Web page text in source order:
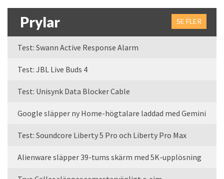
Prylar SE FLER
Test: Swann Active Response Alarm
Test: JBL Live Buds 4
Test: Unisynk Data Blocker Cable
Google släpper ny Home-högtalare laddad med Gemini
Test: Soundcore Liberty 5 Pro och Liberty Pro Max
Alienware släpper 39-tums skärm med 5K-upplösning